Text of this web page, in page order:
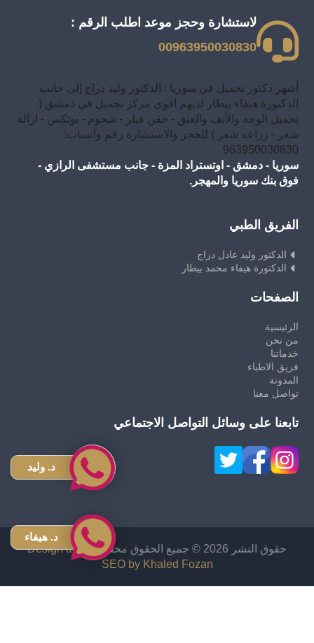
لاستشارة وحجز موعد اطلب الرقم :
00963950030830
أشهر دكتور تجميل في سوريا : الدكتور وليد دراج إلى جانب
الدكتورة هيفاء بيطار لديهم اقوى مركز تجميل في دمشق (
تجميل الوجه والأنف والعنق - حقن فيلر - شحوم - بوتكس - ازالة
شعر - زراعة شعر ) للحجز والاستشارة رقم وآتساب:
963950030830
سوريا - دمشق - اوتستراد المزة - جانب مستشفى الرازي -
فوق بنك سوريا والمهجر.
الفريق الطبي
الدكتور وليد عادل دراج
الدكتورة هيفاء محمد بيطار
الصفحات
الرئيسية
من نحن
خدماتنا
فريق الاطباء
المدونة
تواصل معنا
تابعنا على وسائل التواصل الاجتماعي
حقوق النشر 2026 © جميع الحقوق محفوظة
Design and
SEO by Khaled Fozan
د. وليد
د. هيفاء